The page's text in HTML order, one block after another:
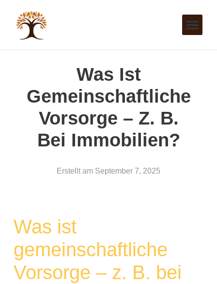
Was Ist
Gemeinschaftliche
Vorsorge – Z. B.
Bei Immobilien?
Erstellt am September 7, 2025
Was ist
gemeinschaftliche
Vorsorge – z. B. bei